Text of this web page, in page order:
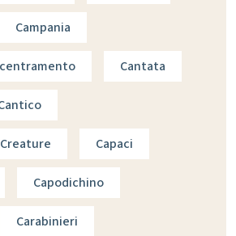
Campania
Cantata
Capaci
Capodichino
Carabinieri